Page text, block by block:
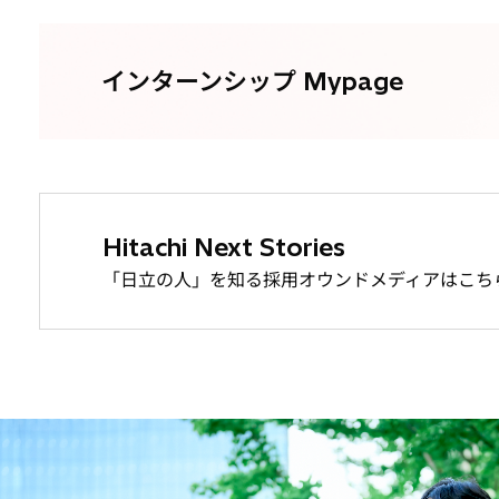
インターンシップ Mypage
Hitachi Next Stories
「日立の人」を知る採用オウンドメディアはこち